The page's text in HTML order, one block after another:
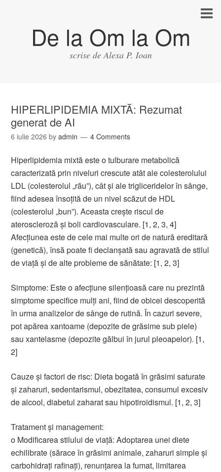
De la Om la Om
scrise de Alexa P. Ioan
HIPERLIPIDEMIA MIXTĂ: Rezumat
generat de AI
6 iulie 2026 byadmin 4 Comments
Hiperlipidemia mixtă este o tulburare metabolică
caracterizată prin niveluri crescute atât ale colesterolului
LDL (colesterolul „rău”), cât și ale trigliceridelor în sânge,
fiind adesea însoțită de un nivel scăzut de HDL
(colesterolul „bun”). Aceasta crește riscul de
ateroscleroză și boli cardiovasculare. [1, 2, 3, 4]
Afecțiunea este de cele mai multe ori de natură ereditară
(genetică), însă poate fi declanșată sau agravată de stilul
de viață și de alte probleme de sănătate: [1, 2, 3]
Simptome: Este o afecțiune silențioasă care nu prezintă
simptome specifice mulți ani, fiind de obicei descoperită
în urma analizelor de sânge de rutină. În cazuri severe,
pot apărea xantoame (depozite de grăsime sub piele)
sau xantelasme (depozite gălbui în jurul pleoapelor). [1,
2]
Cauze și factori de risc: Dieta bogată în grăsimi saturate
și zaharuri, sedentarismul, obezitatea, consumul excesiv
de alcool, diabetul zaharat sau hipotiroidismul. [1, 2, 3]
Tratament și management:
o Modificarea stilului de viață: Adoptarea unei diete
echilibrate (sărace în grăsimi animale, zaharuri simple și
carbohidrați rafinați), renunțarea la fumat, limitarea